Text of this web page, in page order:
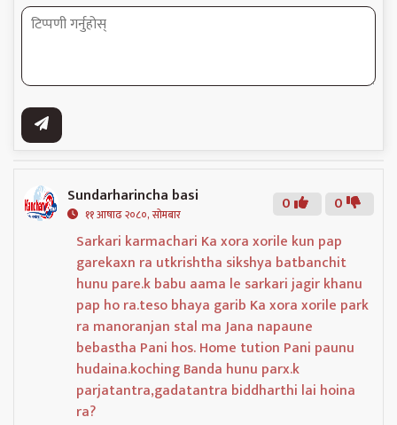
Sundarharincha basi
११ आषाढ २०८०, सोमबार 0
0
Sarkari karmachari Ka xora xorile kun pap
garekaxn ra utkrishtha sikshya batbanchit
hunu pare.k babu aama le sarkari jagir khanu
pap ho ra.teso bhaya garib Ka xora xorile park
ra manoranjan stal ma Jana napaune
bebastha Pani hos. Home tution Pani paunu
hudaina.koching Banda hunu parx.k
parjatantra,gadatantra biddharthi lai hoina
ra?